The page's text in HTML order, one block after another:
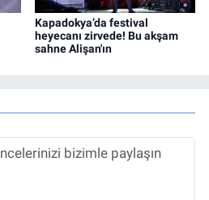
Kapadokya’da festival
heyecanı zirvede! Bu akşam
sahne Alişan'ın